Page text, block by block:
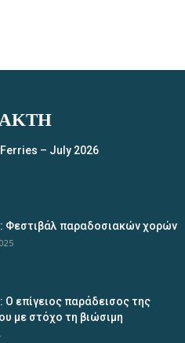
– July 2026
Φεστιβάλ παραδοσιακών χορών
επίγειος παράδεισος της
με στόχο τη βιώσιμη